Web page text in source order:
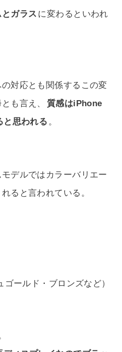
ガラス に変わるといわれ
対応とも関係するこの変
も言え、
質感はiPhone
と思われる 。
デルではカラーバリエー
ると言われている。
ールド・ブロンズなど）